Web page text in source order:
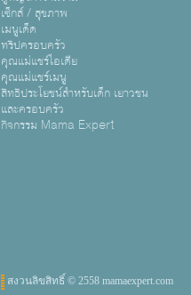
เซ็กส์ / สุขภาพ
เมนูเด็ด
ทริปครอบครัว
คุณแม่แชร์ไอเดีย
คุณแม่แชร์เมนู
สิทธิประโยชน์สำหรับเด็ก เยาวชน
และครอบครัว
กิจกรรม Mama Expert
สงวนลิขสิทธิ์ © 2558 mamaexpert.com